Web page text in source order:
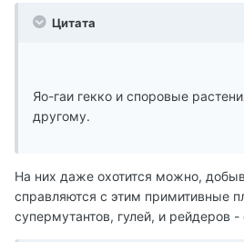
Цитата
Яо-гаи гекко и споровые
другому.
На них даже охотится можно,
справляются с этим примитивные
супермутантов, гулей, и рейдеров -